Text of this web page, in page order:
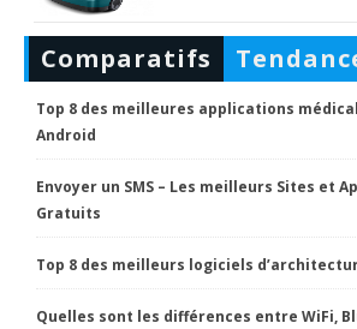
Comparatifs
Top 8 des meilleures applications
Android
Envoyer un SMS – Les meilleurs Sites et
Gratuits
Top 8 des meilleurs logiciels
Quelles sont les différences entre WiFi,